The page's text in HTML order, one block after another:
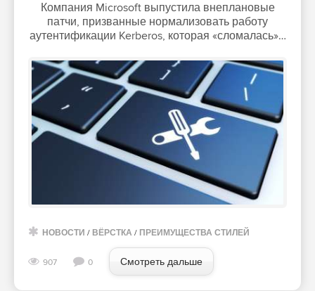
Компания Microsoft выпустила внеплановые
патчи, призванные нормализовать работу
аутентификации Kerberos, которая «сломалась»…
НОВОСТИ / ВЁРСТКА / ПРЕИМУЩЕСТВА СТИЛЕЙ
907 0 Смотреть дальше